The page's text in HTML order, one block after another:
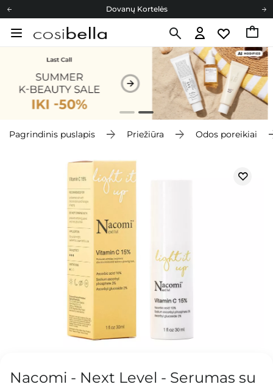
Dovanų Kortelės
Cosibella lojalumo programa
Pagrindinis puslapis Priežiūra Odos poreikiai
Nacomi - Next Level - Serumas su